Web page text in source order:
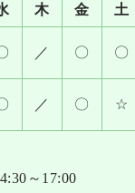
木 金 土
／ 〇 〇
／ 〇 ☆
～17:00